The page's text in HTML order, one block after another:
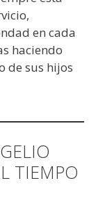
en cada
haciendo
de sus hijos
TIEMPO